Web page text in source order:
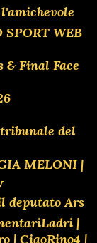
WEB
& Final Face
del
MELONI |
deputato Ars
|
| CiaoRino4 |